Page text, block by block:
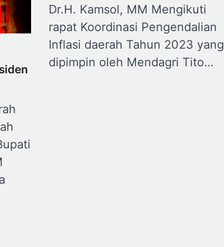
Dr.H. Kamsol, MM Mengikuti
rapat Koordinasi Pengendalian
Inflasi daerah Tahun 2023 yang
dipimpin oleh Mendagri Tito…